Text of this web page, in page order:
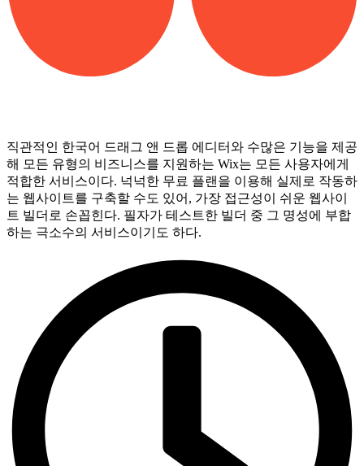
직관적인 한국어 드래그 앤 드롭 에디터와 수많은 기능을 제공
해 모든 유형의 비즈니스를 지원하는 Wix는 모든 사용자에게
적합한 서비스이다. 넉넉한 무료 플랜을 이용해 실제로 작동하
는 웹사이트를 구축할 수도 있어, 가장 접근성이 쉬운 웹사이
트 빌더로 손꼽힌다. 필자가 테스트한 빌더 중 그 명성에 부합
하는 극소수의 서비스이기도 하다.